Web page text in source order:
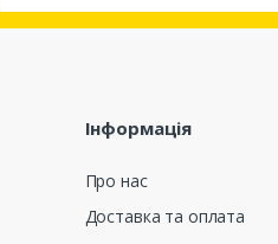
Інформація
Про нас
Доставка та оплата